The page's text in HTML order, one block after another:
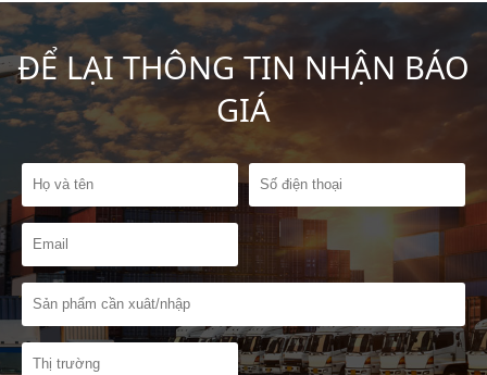
ĐỂ LẠI THÔNG TIN NHẬN BÁO
GIÁ